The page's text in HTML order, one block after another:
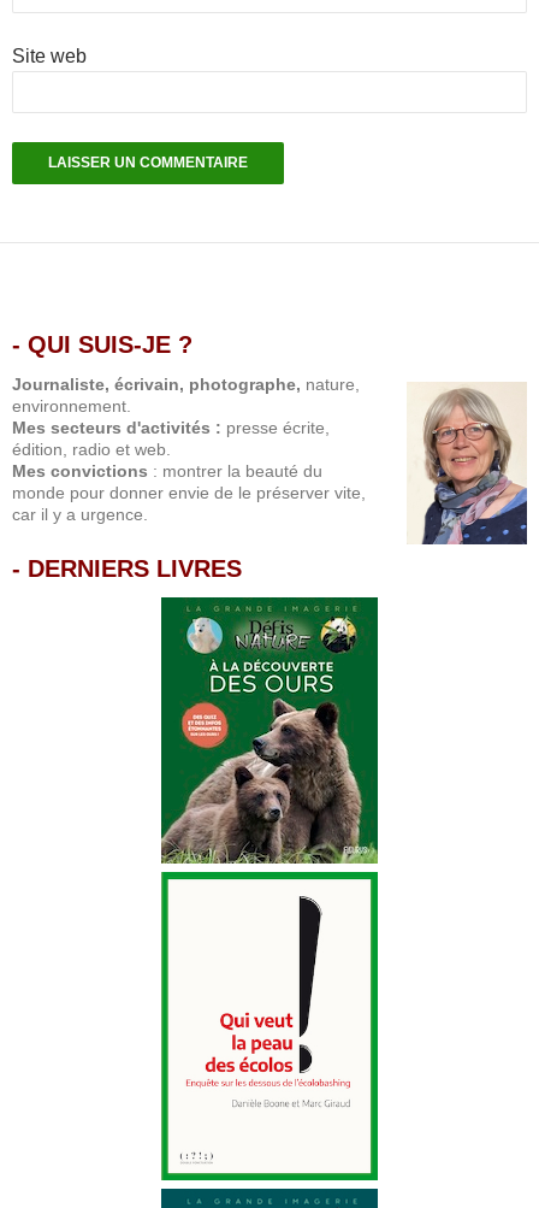
Site web
- QUI SUIS-JE ?
Journaliste, écrivain, photographe, nature,
environnement.
Mes secteurs d'activités : presse écrite,
édition, radio et web.
Mes convictions : montrer la beauté du
monde pour donner envie de le préserver vite,
car il y a urgence.
- DERNIERS LIVRES